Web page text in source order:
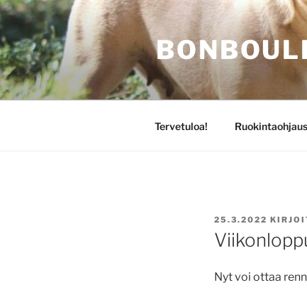
Siirry
sisältöön
Tervetuloa! Ruokintaohjaus
JULKAISTU
25.3.2022
Nyt voi ottaa